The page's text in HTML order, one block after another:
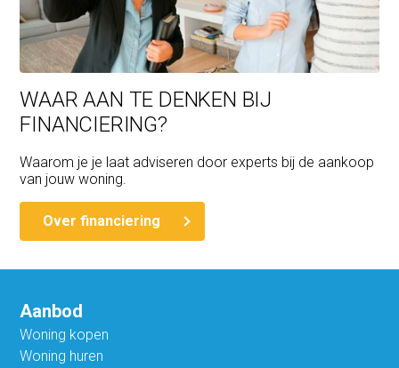
WAAR AAN TE DENKEN BIJ
FINANCIERING?
Waarom je je laat adviseren door experts bij de aankoop
van jouw woning.
Over financiering
Aanbod
Woning kopen
Woning huren